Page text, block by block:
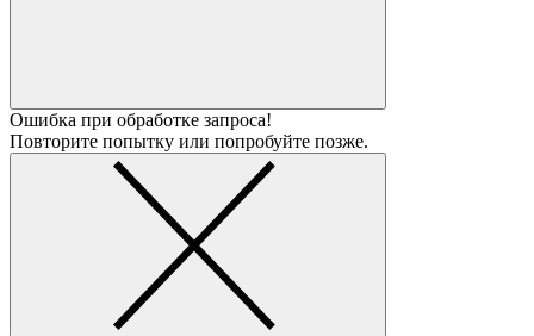
Ошибка при обработке запроса!
Повторите попытку или попробуйте позже.